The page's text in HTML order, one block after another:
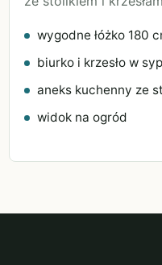
wygodne łóżko 180
biurko i krzesło w
aneks kuchenny ze
widok na ogród